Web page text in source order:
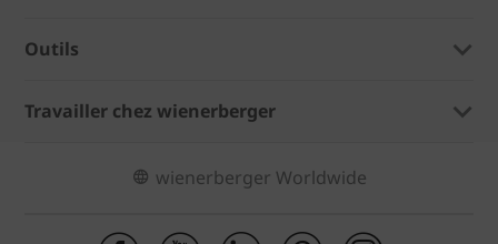
Outils
Travailler chez wienerberger
wienerberger Worldwide